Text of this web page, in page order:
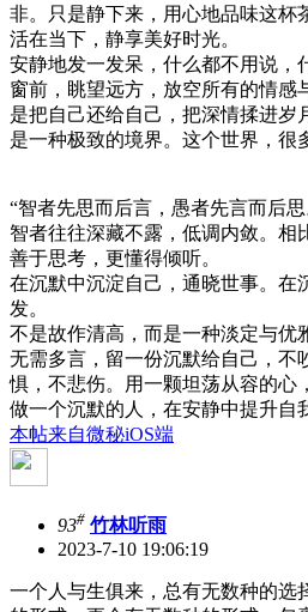
非。只是静下来，用心地品味这杯
活在当下，静享美好时光。
安静地发一发呆，什么都不用说，
窗前，眺望远方，放空所有的情感
是把自己还给自己，把深情揉进岁
是一种极致的境界。这个世界，很
“智者先思而后言，愚者先言而后思
智者往往深藏不露，低调内敛。相
善于思考，更懂得倾听。
在沉默中沉淀自己，通晓世事。在
发。
不是故作清高，而是一种淡定与优
无需多言，留一份沉默给自己，不
惧，不悲伤。用一颗坦荡从容的心
做一个沉默的人，在安静中提升自
本帖来自微秘iOS端
93# 竹林听雨
2023-7-10 19:06:19
一个人与生俱来，总有无数种的选